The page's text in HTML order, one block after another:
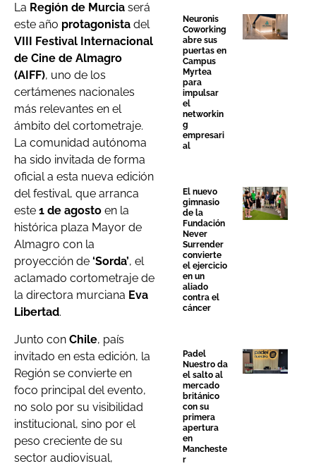
La Región de Murcia será
este año protagonista del
VIII Festival Internacional
de Cine de Almagro
(AIFF), uno de los
certámenes nacionales
más relevantes en el
ámbito del cortometraje.
La comunidad autónoma
ha sido invitada de forma
oficial a esta nueva edición
del festival, que arranca
este 1 de agosto en la
histórica plaza Mayor de
Almagro con la
proyección de ‘Sorda’, el
aclamado cortometraje de
la directora murciana Eva
Libertad.
Junto con Chile, país
invitado en esta edición, la
Región se convierte en
foco principal del evento,
no solo por su visibilidad
institucional, sino por el
peso creciente de su
sector audiovisual,
Neuronis
Coworking
abre sus
puertas en
Campus
Myrtea
para
impulsar
el
networkin
g
empresari
al
El nuevo
gimnasio
de la
Fundación
Never
Surrender
convierte
el ejercicio
en un
aliado
contra el
cáncer
Padel
Nuestro da
el salto al
mercado
británico
con su
primera
apertura
en
Mancheste
r